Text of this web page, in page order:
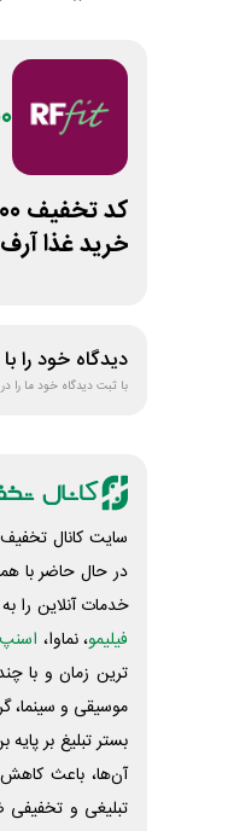
خرید غذا
دیدگاه خود را
با ثبت دیدگاه خود ما را
سایت کانال
در حال حاضر با
خدمات آنلاین را
فیلیمو، نماوا،
ترین زمان و با
موسیقی و سینما،
بستر تبلیغ بر
آن‌ها، باعث
تبلیغی و